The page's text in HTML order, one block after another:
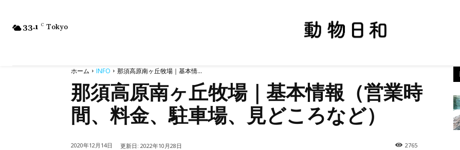
33.1 C Tokyo
ホーム INFO 那須高原南ヶ丘牧場｜基本情...
那須高原南ヶ丘牧場｜基本情報（営業時
間、料金、駐車場、見どころなど）
2020年12月14日 更新日: 2022年10月28日 2765